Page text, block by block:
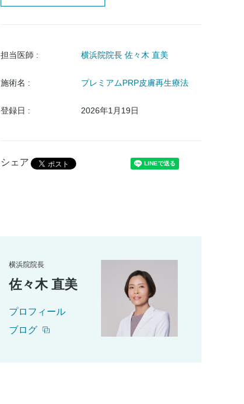
担当医師 : 横浜院院長 佐々木 直美
施術名 : プレミアムPRP皮膚再生療法
登録日 : 2026年1月19日
シェア
横浜院院長
佐々木 直美
プロフィール
ブログ